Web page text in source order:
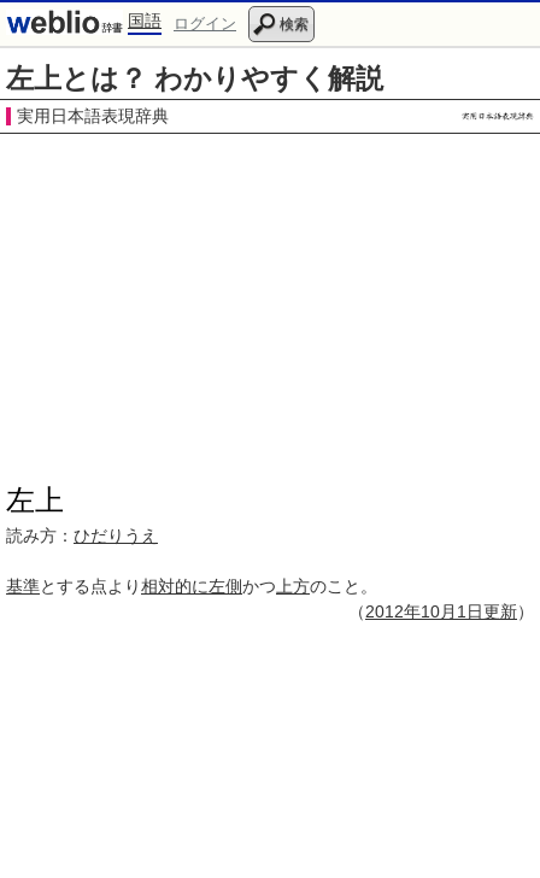
国語 ログイン 検索
左上とは？ わかりやすく解説
実用日本語表現辞典
左上
読み方： ひだりうえ
基準とする点より相対的に左側かつ 上方のこと。
（2012年10月 1日更新）